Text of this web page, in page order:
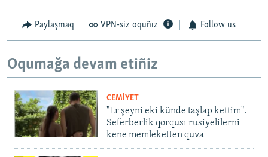
Paylaşmaq VPN-siz oquñız Follow us
Oqumağa devam etiñiz
CEMİYET
"Er şeyni eki künde taşlap kettim".
Seferberlik qorqusı rusiyelilerni
kene memleketten quva